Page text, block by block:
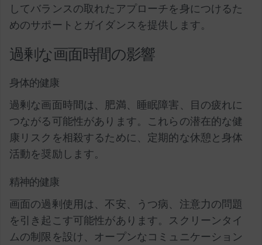
してバランスの取れたアプローチを身につけるた
めのサポートとガイダンスを提供します。
過剰な画面時間の影響
身体的健康
過剰な画面時間は、肥満、睡眠障害、目の疲れに
つながる可能性があります。これらの潜在的な健
康リスクを相殺するために、定期的な休憩と身体
活動を奨励します。
精神的健康
画面の過剰使用は、不安、うつ病、注意力の問題
を引き起こす可能性があります。スクリーンタイ
ムの制限を設け、オープンなコミュニケーション